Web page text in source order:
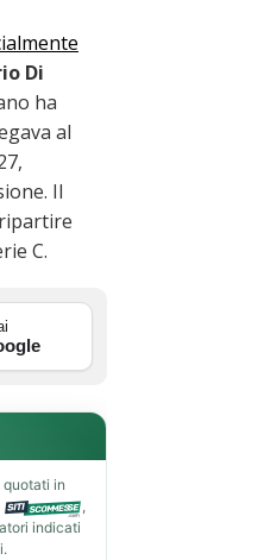
Di
ha
al
Il
C.
quotati in
,
indicati